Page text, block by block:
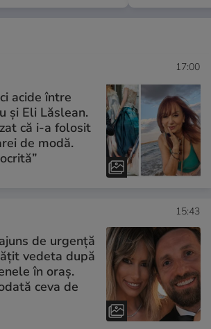
17:00
acide între
și Eli Lăslean.
că i-a folosit
de modă.
15:43
de urgență
vedeta după
în oraș.
ceva de